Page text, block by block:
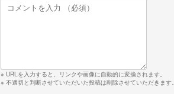
※ URLを入力すると、リンクや画像に自動的に変換されます。
※ 不適切と判断させていただいた投稿は削除させていただきます。